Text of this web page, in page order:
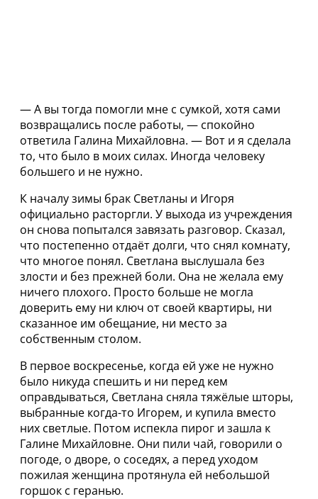
— А вы тогда помогли мне с сумкой, хотя сами
возвращались после работы, — спокойно
ответила Галина Михайловна. — Вот и я сделала
то, что было в моих силах. Иногда человеку
большего и не нужно.
К началу зимы брак Светланы и Игоря
официально расторгли. У выхода из учреждения
он снова попытался завязать разговор. Сказал,
что постепенно отдаёт долги, что снял комнату,
что многое понял. Светлана выслушала без
злости и без прежней боли. Она не желала ему
ничего плохого. Просто больше не могла
доверить ему ни ключ от своей квартиры, ни
сказанное им обещание, ни место за
собственным столом.
В первое воскресенье, когда ей уже не нужно
было никуда спешить и ни перед кем
оправдываться, Светлана сняла тяжёлые шторы,
выбранные когда-то Игорем, и купила вместо
них светлые. Потом испекла пирог и зашла к
Галине Михайловне. Они пили чай, говорили о
погоде, о дворе, о соседях, а перед уходом
пожилая женщина протянула ей небольшой
горшок с геранью.